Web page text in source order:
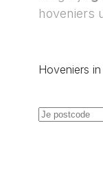
hoveniers
Hoveniers